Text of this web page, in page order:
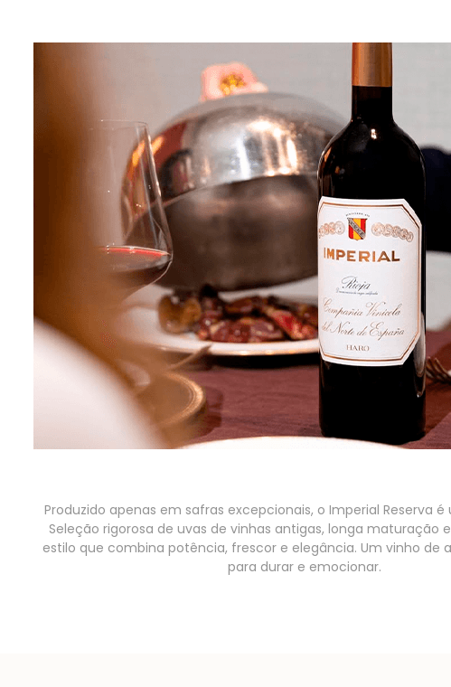
Produzido apenas em safras excepcionais, o Imperial Reserva é
Seleção rigorosa de uvas de vinhas antigas, longa maturação
estilo que combina potência, frescor e elegância. Um vinho de
para durar e emocionar.